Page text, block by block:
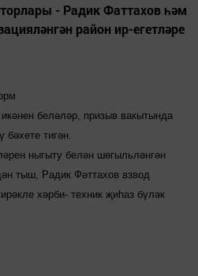
- Радик Фаттахов һәм
район ир-егетләре
беләләр, призыв вакытында
бәхете тигән.
ныгыту белән шөгыльләнгән
тыш, Радик Фәттахов взвод
хәрби- техник җиһаз бүләк